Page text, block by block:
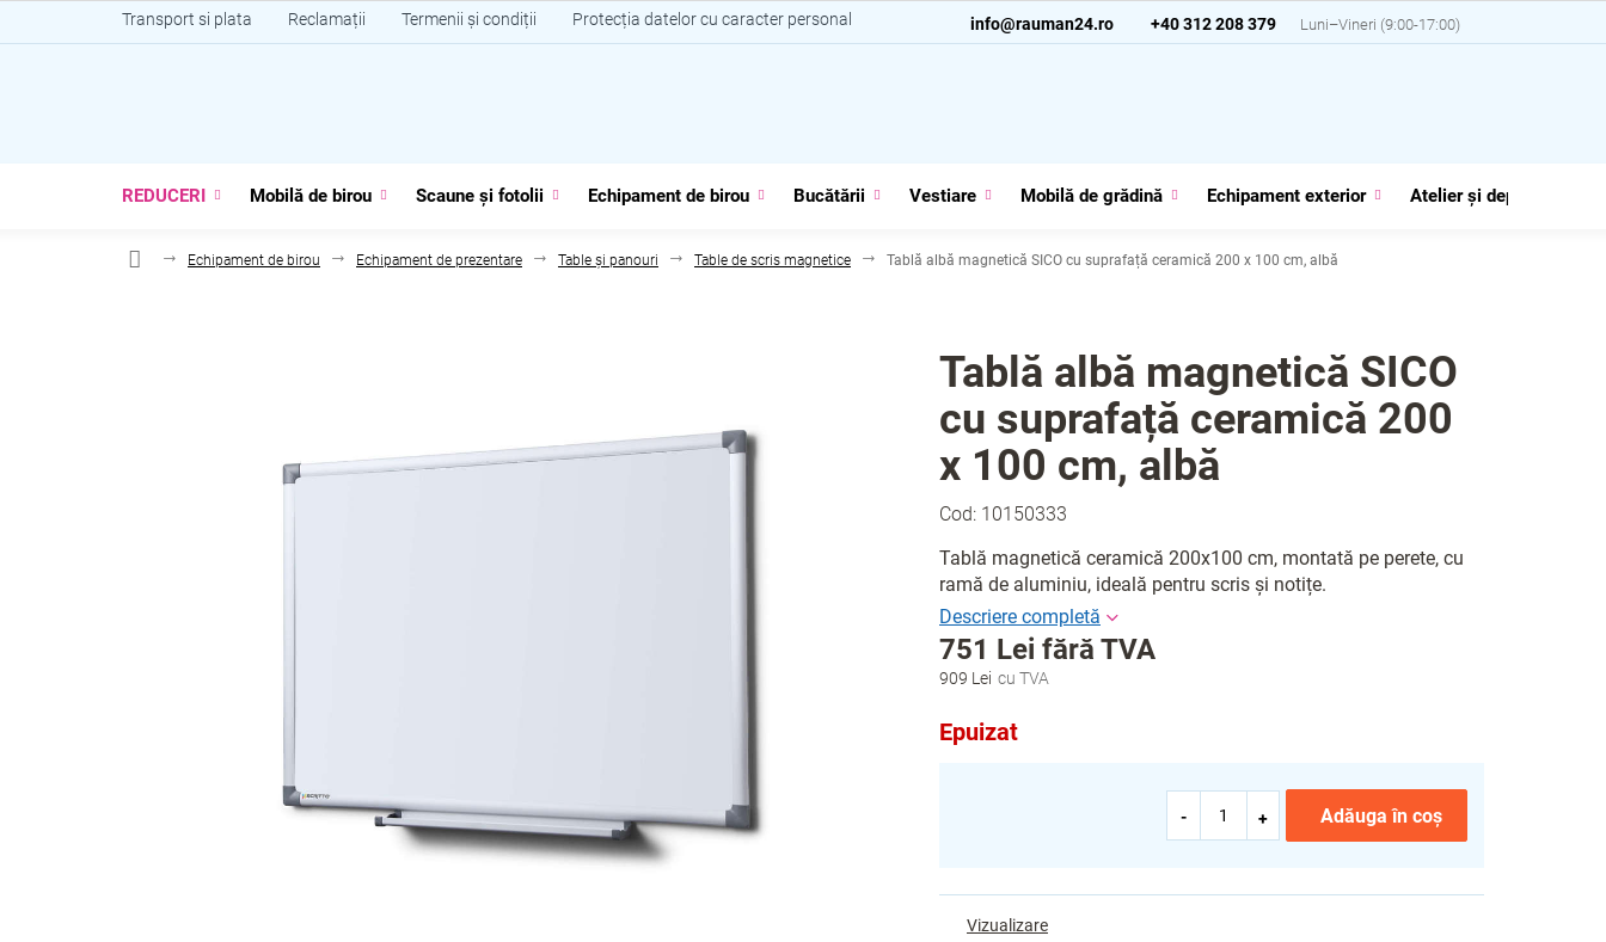
la
+40 312 208 379
info@rauman24.ro
Transport si plata Reclamații Termenii și condiții Protecția datelor cu caracter personal
REDUCERI Mobilă de birou Scaune și fotolii Echipament de birou Bucătării Vestiare Mobilă de grădină Echipament exterior Atelier și depozit
Echipament de birou Echipament de prezentare Table și panouri Table de scris magnetice Tablă albă magnetică SICO cu suprafață ceramică 200 x 100 cm, albă
Tablă albă magnetică SICO
cu suprafață ceramică 200
x 100 cm, albă
Cod: 10150333
Tablă magnetică ceramică 200x100 cm, montată pe perete, cu
ramă de aluminiu, ideală pentru scris și notițe.
909 Lei
751 Lei fără TVA
Evaluare
Epuizat
Adăuga în coş
Vizualizare